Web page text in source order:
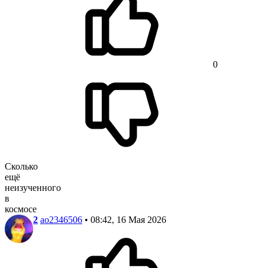
0
Сколько
ещё
неизученного
в
космосе
2 ao2346506 • 08:42, 16 Мая 2026